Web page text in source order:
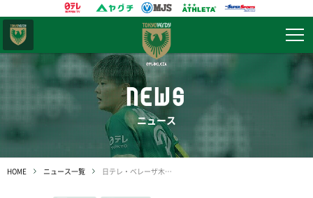
NEWS
ニュース
HOME ニュース一覧 日テレ・ベレーザ木龍七瀬選手移籍のお知らせ